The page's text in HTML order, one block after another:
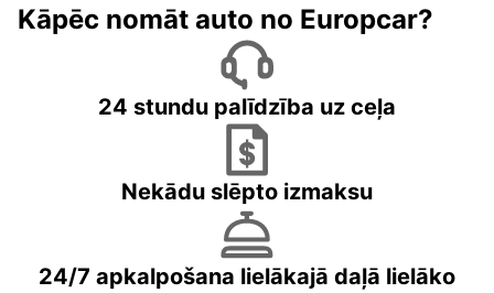
Kāpēc nomāt auto no Europcar?
24 stundu palīdzība uz ceļa
Nekādu slēpto izmaksu
24/7 apkalpošana lielākajā daļā lielāko